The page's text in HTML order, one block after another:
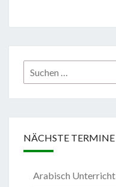
Suchen
nach:
NÄCHSTE TERMINE
Arabisch Unterricht